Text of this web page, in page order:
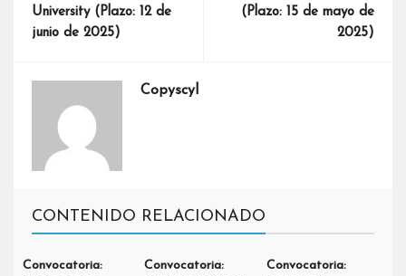
University (Plazo: 12 de
junio de 2025)
(Plazo: 15 de mayo de
2025)
Copyscyl
CONTENIDO RELACIONADO
Convocatoria:
Convocatoria:
Convocatoria: